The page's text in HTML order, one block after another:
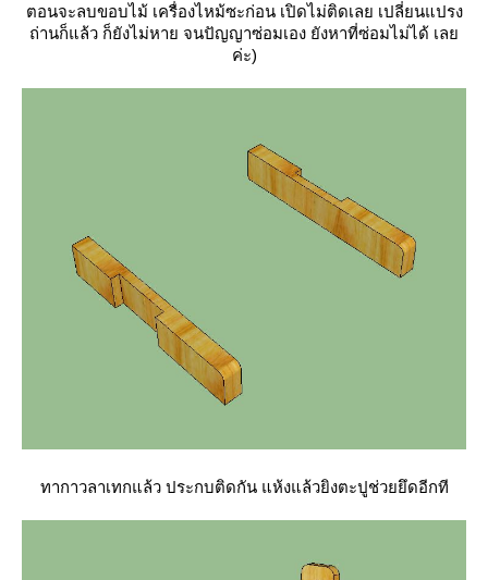
ตอนจะลบขอบไม้ เครื่องไหม้ซะก่อน เปิดไม่ติดเลย เปลี่ยนแปรง
ถ่านก็แล้ว ก็ยังไม่หาย จนปัญญาซ่อมเอง ยังหาที่ซ่อมไม่ได้ เล
ค่ะ)
ทากาวลาเทกแล้ว ประกบติดกัน แห้งแล้วยิงตะปูช่วยยึดอีกที